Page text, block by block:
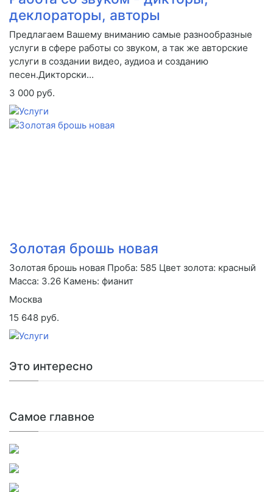
деклораторы, авторы
Предлагаем Вашему вниманию самые разнообразные
услуги в сфере работы со звуком, а так же авторские
услуги в создании видео, аудиоа и созданию
песен.Дикторски...
3 000 руб.
Золотая брошь новая
Золотая брошь новая Проба: 585 Цвет золота: красный
Масса: 3.26 Камень: фианит
Москва
15 648 руб.
Это интересно
Самое главное